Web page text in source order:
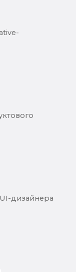
дизайнера